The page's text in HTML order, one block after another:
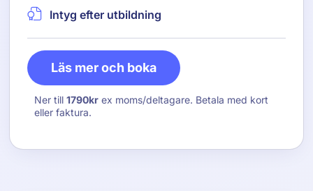
Intyg efter utbildning
Läs mer och boka
Ner till1790kr ex moms/deltagare. Betala med kort
eller faktura.